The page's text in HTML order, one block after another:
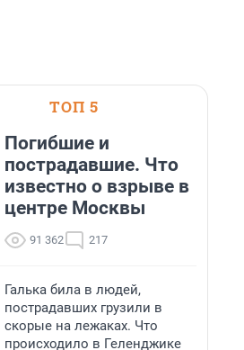
ТОП 5
Погибшие и
пострадавшие. Что
известно о взрыве в
центре Москвы
91 362 217
Галька била в людей,
пострадавших грузили в
скорые на лежаках. Что
происходило в Геленджике